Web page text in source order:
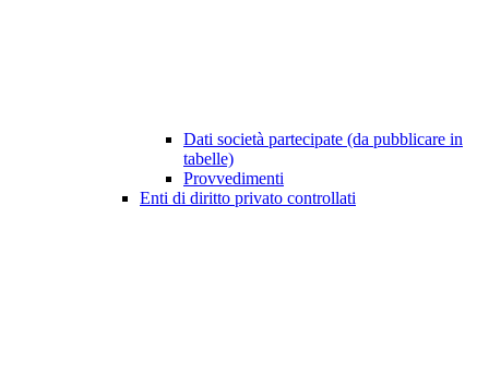
Dati società partecipate (da pubblicare in
tabelle)
Provvedimenti
Enti di diritto privato controllati